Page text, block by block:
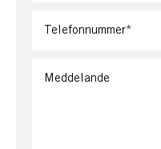
byggnationen i toppskick!